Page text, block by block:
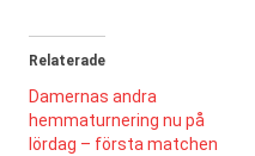
Relaterade
Damernas andra
hemmaturnering nu på
lördag – första matchen